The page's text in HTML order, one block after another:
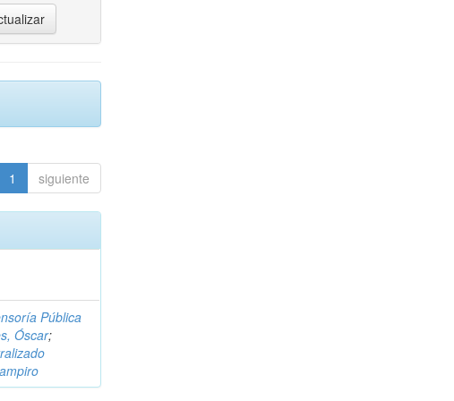
1 siguiente
Pública
Óscar;